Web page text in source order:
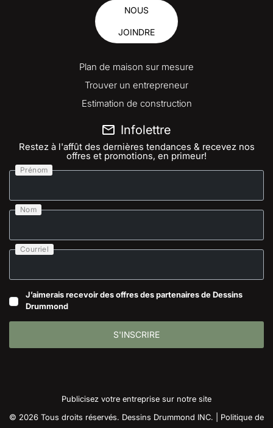
NOUS
JOINDRE
Plan de maison sur mesure
Trouver un entrepreneur
Estimation de construction
Infolettre
Restez à l'affût des dernières tendances & recevez nos
offres et promotions, en primeur!
Prénom
Nom
Courriel
J’aimerais recevoir des offres des partenaires de Dessins
Drummond
S'INSCRIRE
Publicisez votre entreprise sur notre site
© 2026 Tous droits réservés. Dessins Drummond INC. | Politique de